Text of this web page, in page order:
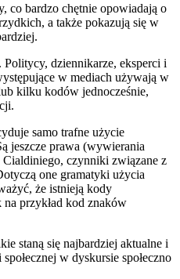
co bardzo chętnie opowiadają o
a także pokazują się w
dziennikarze, eksperci i
w mediach używają w
kilku kodów jednocześnie,
samo trafne użycie
jeszcze prawa (wywierania
Cialdiniego, czynniki związane z
one gramatyki użycia
że istnieją kody
przykład kod znaków
staną się najbardziej aktualne i
w dyskursie społeczno